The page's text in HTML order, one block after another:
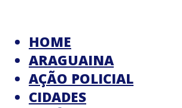
HOME
ARAGUAINA
AÇÃO POLICIAL
CIDADES